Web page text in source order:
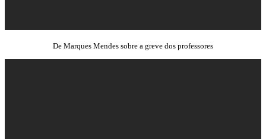
De Marques Mendes sobre a greve dos professores